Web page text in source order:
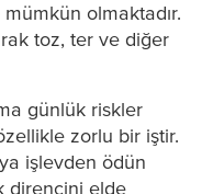
olmaktadır.
toz, ter ve diğer
günlük riskler
zorlu bir iştir.
işlevden ödün
direncini elde